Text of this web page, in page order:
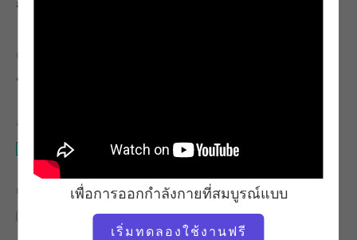
เพื่อการออกกำลังกายที่สมบูรณ์แบบ
เริ่มทดลองใช้งานฟรี
สังเกตและเรียนรู้
ครู
ชารี เบอร์โควิทซ์
อุปกรณ์ที่ต้องใช้
ค้นหาชั้นเรียนที่คล้ายคลึงกันสำหรับ
เสื่อ